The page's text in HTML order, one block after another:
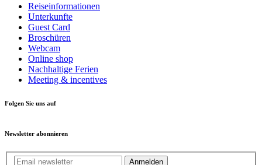
Reiseinformationen
Unterkunfte
Guest Card
Broschüren
Webcam
Online shop
Nachhaltige Ferien
Meeting & incentives
Folgen Sie uns auf
Newsletter abonnieren
Anmelden